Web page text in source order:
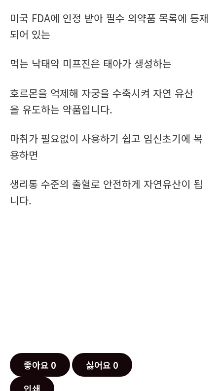
미국 FDA에 인정 받아 필수 의약품 목록에 등재
되어 있는
먹는 낙태약 미프진은 태아가 생성하는
호르몬을 억제해 자궁을 수축시켜 자연 유산
을 유도하는 약품입니다.
마취가 필요없이 사용하기 쉽고 임신초기에 복
용하면
생리통 수준의 출혈로 안전하게 자연유산이 됩
니다.
좋아요 0 싫어요 0
인쇄